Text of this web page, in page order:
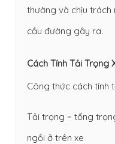
thường và chịu trách
cầu đường gây ra.
Cách Tính Tải Trọng
Công thức cách tính
Tải trọng = tổng
ngồi ở trên xe